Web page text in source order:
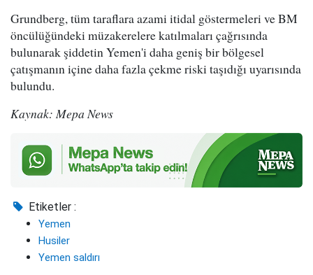
Grundberg, tüm taraflara azami itidal göstermeleri ve BM
öncülüğündeki müzakerelere katılmaları çağrısında
bulunarak şiddetin Yemen'i daha geniş bir bölgesel
çatışmanın içine daha fazla çekme riski taşıdığı uyarısında
bulundu.
Kaynak: Mepa News
Etiketler :
Yemen
Husiler
Yemen saldırı